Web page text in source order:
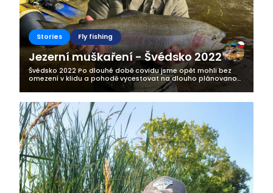
Stories Fly fishing
Jezerní muškaření - Švédsko 2022
Švédsko 2022 Po dlouhé době covidu jsme opět mohli bez
omezení v klidu a pohodě vycestovat na dlouho plánovanou
rybářskou výpravu do Švédska. Letos to byla už třetí moje
výprava na sever Evropy....